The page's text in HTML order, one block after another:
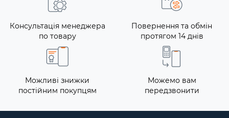
Консультація менеджера
по товару
Повернення та обмін
протягом 14 днів
Можливі знижки
постійним покупцям
Можемо вам
передзвонити